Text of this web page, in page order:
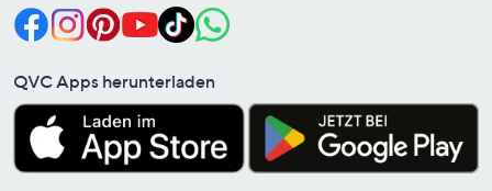
QVC Apps herunterladen